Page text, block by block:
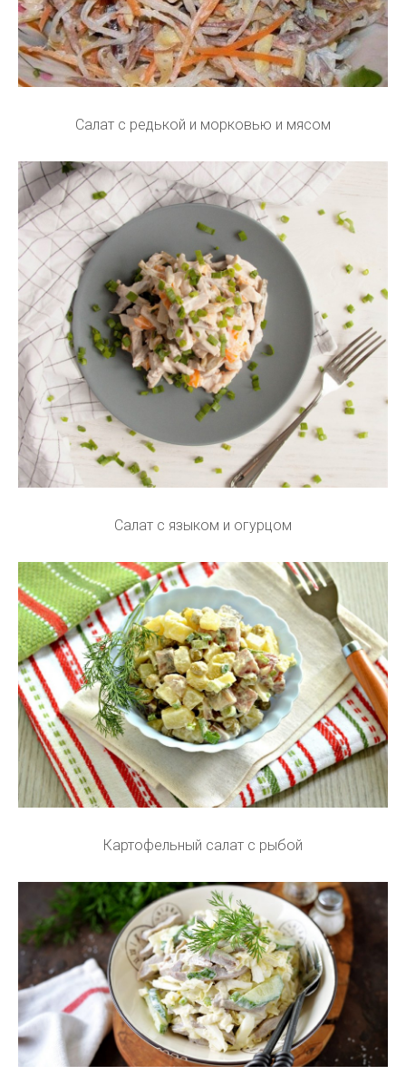
Салат с редькой и морковью и мясом
Салат с языком и огурцом
Картофельный салат с рыбой